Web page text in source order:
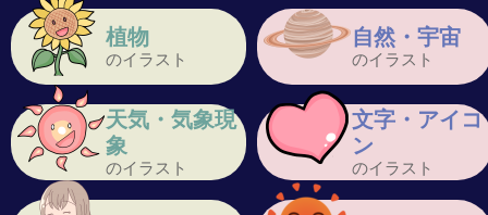
植物
のイラスト
自然・宇宙
のイラスト
天気・気象現
象
のイラスト
文字・アイコ
ン
のイラスト